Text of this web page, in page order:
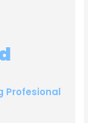
Profesional